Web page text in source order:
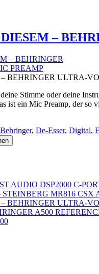
–
BEHRINGER ULTRA-
Stimme oder deine
ist ein Mic Preamp, der so
Behringer, De-Esser, Digital,
AUDIO DSP2000 C-
MR816 CSX
BEHRINGER ULTRA-
A500